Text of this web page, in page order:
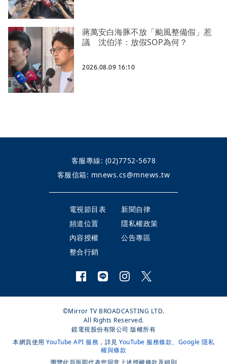
蔣萬安白海豚不放「颱風整備假」惹
議 沈伯洋：放假SOP為何？
2026.08.09 16:10
客服專線: (02)7752-5678
客服信箱: mnews.cs@mnews.tw
電視節目表
新聞自律
頻道位置
隱私權政策
內容授權
公告專區
整合行銷
©Mirror TV BROADCASTING LTD.
All Rights Reserved.
鏡電視股份有限公司 版權所有
本網頁使用 YouTube API 服務 ，詳見 YouTube 服務條款、 Google 隱私
權與條款
瀏覽此頁面即代表您同意上述授權條款及細則